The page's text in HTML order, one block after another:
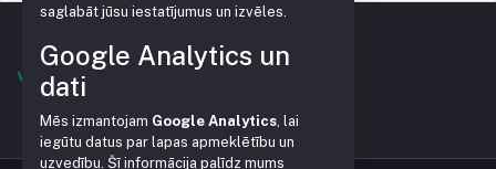
saglabāt jūsu iestatījumus un izvēles.
Google Analytics un
dati
Mēs izmantojam Google Analytics , lai
iegūtu datus par lapas apmeklētību un
uzvedību. Šī informācija palīdz mums